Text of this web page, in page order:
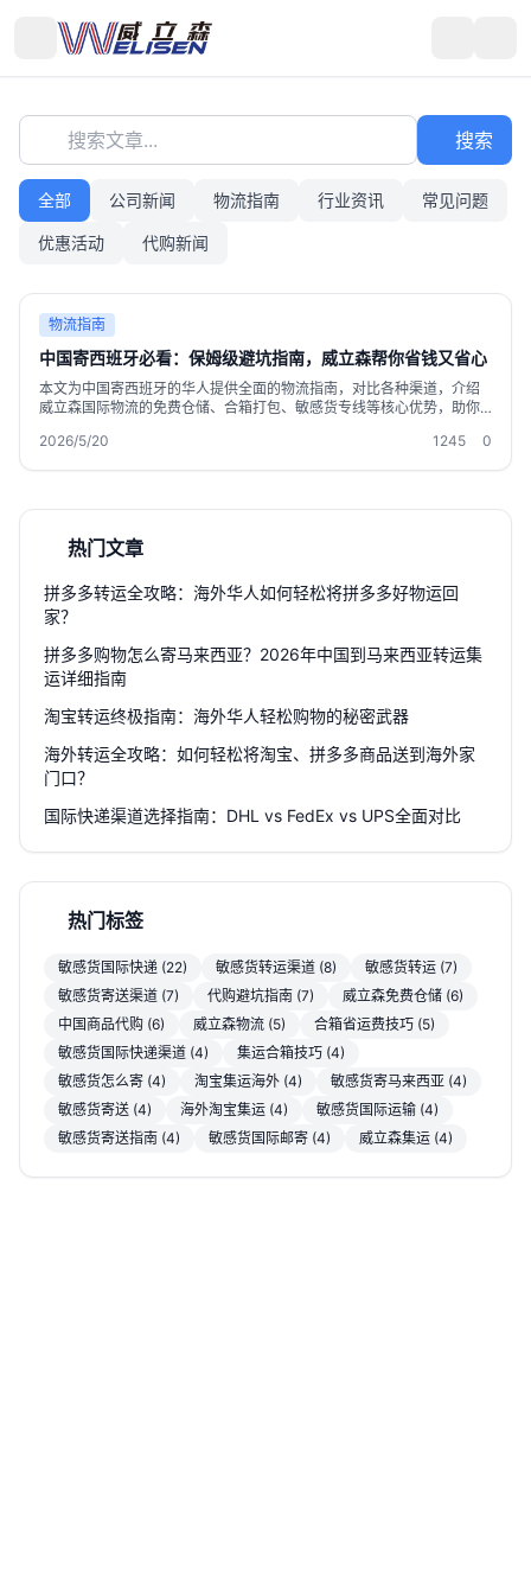
搜索文章... 搜索
全部 公司新闻 物流指南 行业资讯 常见问题
优惠活动 代购新闻
物流指南
中国寄西班牙必看：保姆级避坑指南，威立森帮你省钱又省心
本文为中国寄西班牙的华人提供全面的物流指南，对比各种渠道，介绍
威立森国际物流的免费仓储、合箱打包、敏感货专线等核心优势，助你
2026/5/20
1245 0
热门文章
拼多多转运全攻略：海外华人如何轻松将拼多多好物运回
家？
拼多多购物怎么寄马来西亚？2026年中国到马来西亚转运集
运详细指南
淘宝转运终极指南：海外华人轻松购物的秘密武器
海外转运全攻略：如何轻松将淘宝、拼多多商品送到海外家
门口？
国际快递渠道选择指南：DHL vs FedEx vs UPS全面对比
热门标签
敏感货国际快递 (22) 敏感货转运渠道 (8)
敏感货转运 (7)
敏感货寄送渠道 (7)
代购避坑指南 (7)
威立森免费仓储 (6)
中国商品代购 (6)
威立森物流 (5)
合箱省运费技巧 (5)
敏感货国际快递渠道 (4)
集运合箱技巧 (4)
敏感货怎么寄 (4)
淘宝集运海外 (4)
敏感货寄马来西亚 (4)
敏感货寄送 (4)
海外淘宝集运 (4)
敏感货国际运输 (4)
敏感货寄送指南 (4)
敏感货国际邮寄 (4) 威立森集运 (4)